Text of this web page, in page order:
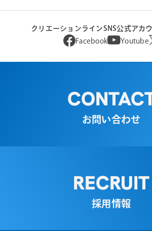
クリエーションラインSNS公式アカ
Facebook
Youtube
お問い合わせ
RECRUIT
採用情報